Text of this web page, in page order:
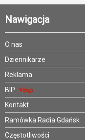
Nawigacja
O nas
Dziennikarze
Reklama
BIP
Kontakt
Ramówka Radia Gdańsk
Częstotliwości